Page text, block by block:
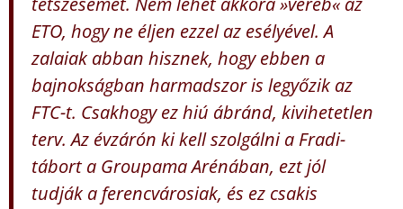
ETO, hogy ne éljen ezzel az esélyével. A
zalaiak abban hisznek, hogy ebben a
bajnokságban harmadszor is legyőzik az
FTC-t. Csakhogy ez hiú ábránd, kivihetetlen
terv.Az évzárón ki kell szolgálni a Fradi-
tábort a Groupama Arénában, ezt jól
tudják a ferencvárosiak, és ez csakis